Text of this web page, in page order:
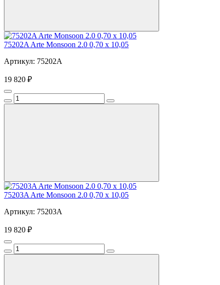
75202A Arte Monsoon 2.0 0,70 х 10,05
Артикул: 75202A
19 820 ₽
75203A Arte Monsoon 2.0 0,70 х 10,05
Артикул: 75203A
19 820 ₽